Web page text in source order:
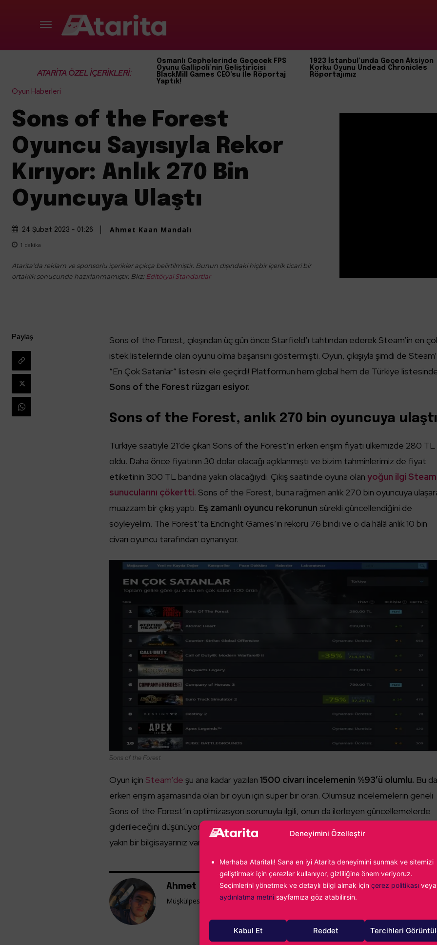
Deneyimini Özelleştir
Merhaba Ataritalı! Sana en iyi Atarita deneyimini sunmak ve sitemizi
geliştirmek için çerezler kullanıyor, gizliliğine önem veriyoruz.
Seçimlerini yönetmek ve detaylı bilgi almak için çerez politikası veya
aydınlatma metni sayfamıza göz atabilirsin.
Kabul Et Reddet Tercihleri
ATARİTA ÖZEL İÇERİKLERİ:
Osmanlı Cephelerinde Geçecek FPS
Oyunu Gallipoli’nin Geliştiricisi
BlackMill Games CEO’su İle Röportaj
Yaptık!
1923 İstanbul’unda Geçen Aksiyon
Korku Oyunu Undead Chronicles
Röportajımız
Oyun Haberleri
Sons of the Forest
Oyuncu Sayısıyla Rekor
Kırıyor: Anlık 270 Bin
Oyuncuya Ulaştı
24 Şubat 2023 - 01:26 Ahmet Kaan Mandalı
1 dakika
Atarita'da reklam ve sponsorlu içerikler açıkça belirtilmiştir. Bunun dışındaki hiçbir içerik ticari bir
ortaklık sonucunda hazırlanmamıştır. Bkz: Editöryal Standartlar
Paylaş
Sons of the Forest, çıkışından üç gün önce Starfield’ı tahtından ederek Steam’in en
istek listelerinde olan oyunu olma başarısını göstermişti. Oyun, çıkışıyla şimdi de
“En Çok Satanlar” listesini ele geçirdi! Platformun hem global hem de Türkiye
Sons of the Forest rüzgarı esiyor.
Sons of the Forest, anlık 270 bin oyuncuya
Türkiye saatiyle 21’de çıkan Sons of the Forest’ın erken erişim fiyatı ülkemizde 280 TL
oldu. Daha önce fiyatının 30 dolar olacağı açıklanmıştı ve bizim tahminlerimiz de fiyat
etiketinin 300 TL bandına yakın olacağıydı. Çıkış saatinde oyuna olanyoğun ilgi Steam
sunucularını çökertti. Sons of the Forest, buna rağmen anlık 270 bin oyuncuya
muazzam bir çıkış yaptı. Eş zamanlı oyuncu rekorunun sürekli güncellendiğini de
söyleyelim. The Forest’ta Endnight Games’in rekoru 76 bindi ve o da hâlâ anlık 10 bin
civarı oyuncu tarafından oynanıyor.
Sons of the Forest
Oyun içinSteam’de şu ana kadar yazılan 1500 civarı incelemenin %93’ü olumlu. Bu
erken erişim aşamasında olan bir oyun için süper bir oran. Olumsuz incelemelerin geneli
Sons of the Forest’ın optimizasyon sorunuyla ilgili, onun da ilerleyen güncellemelerde
giderileceğini düşünüyoruz. Yine de oyunun gerektirdiği minimum sistem
yakın bir bilgisayarınız varsa, ilk büyük yamaları beklemenizi tavsiye ederiz.
Ahmet Kaan Mandalı
Müşkülpesent yazar kişisi.